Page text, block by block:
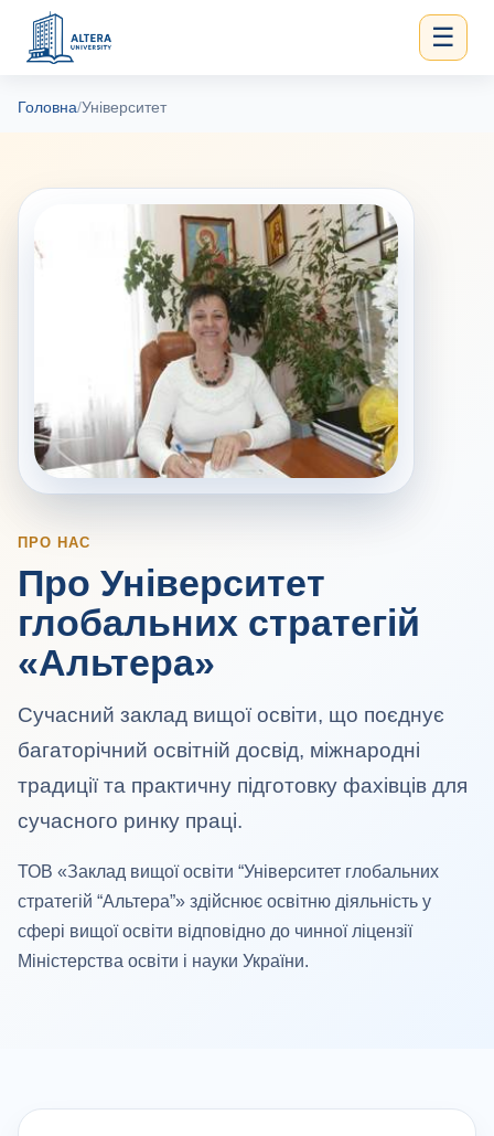
☰
Головна/Університет
ПРО НАС
Про Університет
глобальних стратегій
«Альтера»
Сучасний заклад вищої освіти, що поєднує
багаторічний освітній досвід, міжнародні
традиції та практичну підготовку фахівців для
сучасного ринку праці.
ТОВ «Заклад вищої освіти “Університет глобальних
стратегій “Альтера”» здійснює освітню діяльність у
сфері вищої освіти відповідно до чинної ліцензії
Міністерства освіти і науки України.